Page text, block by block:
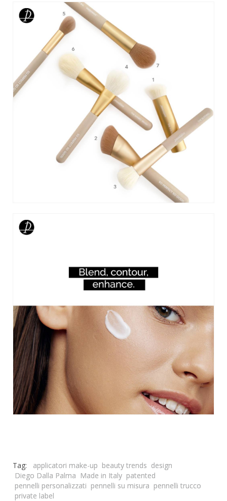
Tag: applicatori make-up beauty trends design
Diego Dalla Palma Made in Italy patented
pennelli personalizzati pennelli su misura pennelli trucco
private label